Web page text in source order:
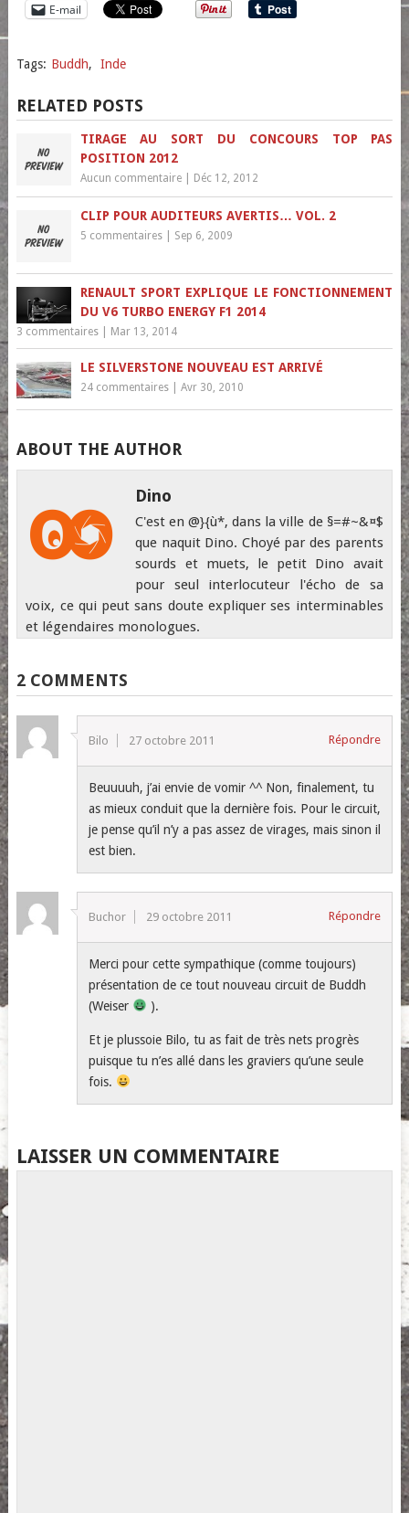
E-mail
Tags: Buddh, Inde
RELATED POSTS
TIRAGE AU SORT DU CONCOURS TOP PAS
POSITION 2012
Aucun commentaire| Déc 12, 2012
CLIP POUR AUDITEURS AVERTIS… VOL. 2
5 commentaires| Sep 6, 2009
RENAULT SPORT EXPLIQUE LE FONCTIONNEMENT
DU V6 TURBO ENERGY F1 2014
3 commentaires| Mar 13, 2014
LE SILVERSTONE NOUVEAU EST ARRIVÉ
24 commentaires| Avr 30, 2010
ABOUT THE AUTHOR
Dino
C'est en @}{ù*, dans la ville de §=#~&¤$
que naquit Dino. Choyé par des parents
sourds et muets, le petit Dino avait
pour seul interlocuteur l'écho de sa
voix, ce qui peut sans doute expliquer ses interminables
et légendaires monologues.
2 COMMENTS
Bilo 27 octobre 2011 Répondre
Beuuuuh, j’ai envie de vomir ^^ Non, finalement, tu
as mieux conduit que la dernière fois. Pour le circuit,
je pense qu’il n’y a pas assez de virages, mais sinon il
est bien.
Buchor 29 octobre 2011 Répondre
Merci pour cette sympathique (comme toujours)
présentation de ce tout nouveau circuit de Buddh
(Weiser
).
Et je plussoie Bilo, tu as fait de très nets progrès
puisque tu n’es allé dans les graviers qu’une seule
fois.
LAISSER UN COMMENTAIRE